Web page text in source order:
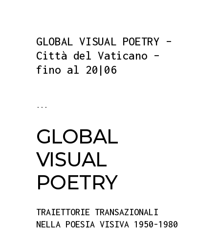
GLOBAL VISUAL POETRY –
Città del Vaticano –
fino al 20|06
GLOBAL
VISUAL
POETRY
TRAIETTORIE TRANSAZIONALI
NELLA POESIA VISIVA 1950-1980